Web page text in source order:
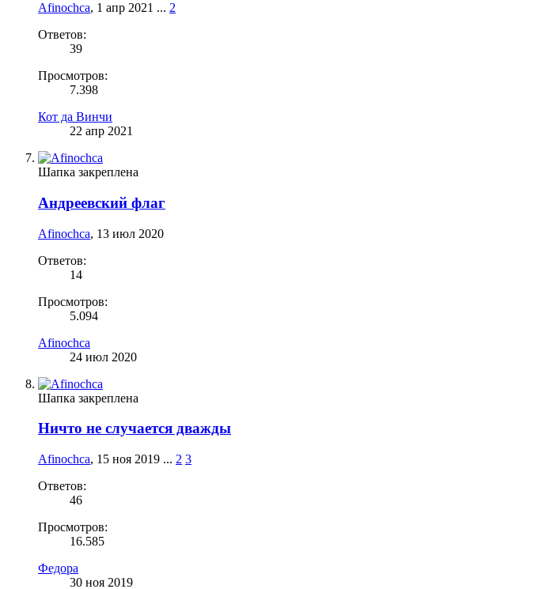
Afinochca, 1 апр 2021 ... 2
Ответов:
39
Просмотров:
7.398
Кот да Винчи
22 апр 2021
Шапка закреплена
Андреевский флаг
Afinochca, 13 июл 2020
Ответов:
14
Просмотров:
5.094
Afinochca
24 июл 2020
Шапка закреплена
Ничто не случается дважды
Afinochca, 15 ноя 2019 ... 2 3
Ответов:
46
Просмотров:
16.585
Федора
30 ноя 2019